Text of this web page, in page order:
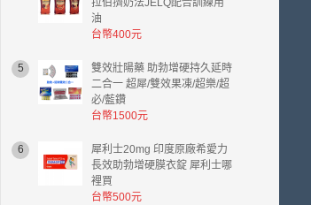
拉伯擠奶法JELQ配合訓練用
油
台幣400元
5
雙效壯陽藥 助勃增硬持久延時
二合一 超犀/雙效果凍/超樂/超
必/藍鑽
台幣1500元
6
犀利士20mg 印度原廠希愛力
長效助勃增硬膜衣錠 犀利士哪
裡買
台幣500元